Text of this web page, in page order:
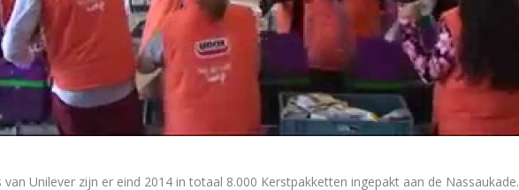
van Unilever zijn er eind 2014 in totaal 8.000 Kerstpakketten ingepakt aan de Nassaukade.